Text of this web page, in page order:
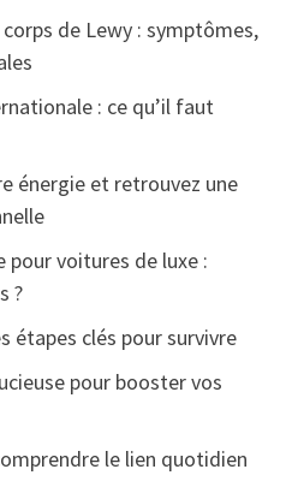
de Lewy : symptômes,
: ce qu’il faut
énergie et retrouvez une
voitures de luxe :
?
étapes clés pour survivre
pour booster vos
le lien quotidien